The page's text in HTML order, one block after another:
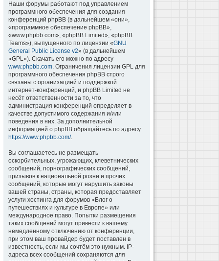
Наши форумы работают под управлением
программного обеспечения для создания
конференций phpBB (в дальнейшем «они»,
«программное обеспечение phpBB»,
«www.phpbb.com», «phpBB Limited», «phpBB
Teams»), выпущенного по лицензии «GNU
General Public License v2» (в дальнейшем
«GPL»). Скачать его можно по адресу
www.phpbb.com. Ограничения лицензии GPL для
программного обеспечения phpBB строго
связаны с организацией и поддержкой
интернет-конференций, и phpBB Limited не
несёт ответственности за то, что
администрация конференций определяет в
качестве допустимого содержания и/или
поведения в них. За дополнительной
информацией о phpBB обращайтесь по адресу
https://www.phpbb.com/.
Вы соглашаетесь не размещать
оскорбительных, угрожающих, клеветнических
сообщений, порнографических сообщений,
призывов к национальной розни и прочих
сообщений, которые могут нарушить законы
вашей страны, страны, которая предоставляет
услуги хостинга для форумов «Блог о
путешествиях и культуре в Европе» или
международное право. Попытки размещения
таких сообщений могут привести к вашему
немедленному отключению от конференции,
при этом ваш провайдер будет поставлен в
известность, если мы сочтём это нужным. IP-
адреса всех сообщений сохраняются для